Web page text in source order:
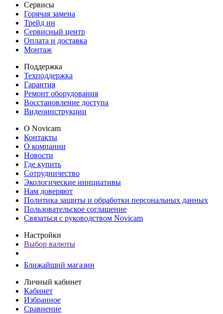
Сервисы
Горячая замена
Трейд ин
Сервисный центр
Оплата и доставка
Монтаж
Поддержка
Техподдержка
Гарантия
Ремонт оборудования
Восстановление доступа
Видеоинструкции
О Novicam
Контакты
О компании
Новости
Где купить
Сотрудничество
Экологические инициативы
Нам доверяют
Политика защиты и обработки персональных данных
Пользовательское соглашение
Связаться с руководством Novicam
Настройки
Выбор валюты
Ближайший магазин
Личный кабинет
Кабинет
Избранное
Сравнение